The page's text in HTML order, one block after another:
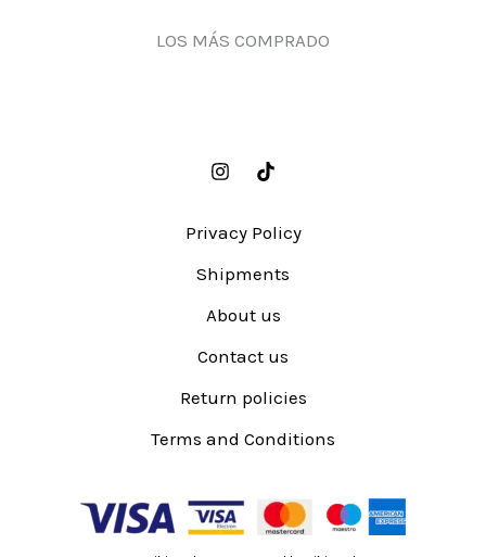
LOS MÁS COMPRADO
Privacy Policy
Shipments
About us
Contact us
Return policies
Terms and Conditions